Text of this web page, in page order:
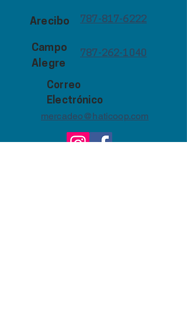
Arecibo 787-817-6222
Campo
Alegre
787-262-1040
Correo
Electrónico
mercadeo@haticoop.com